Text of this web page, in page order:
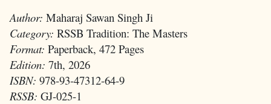
Author: Maharaj Sawan Singh Ji
Category: RSSB Tradition: The Masters
Format: Paperback, 472 Pages
Edition: 7th, 2026
ISBN: 978-93-47312-64-9
RSSB: GJ-025-1